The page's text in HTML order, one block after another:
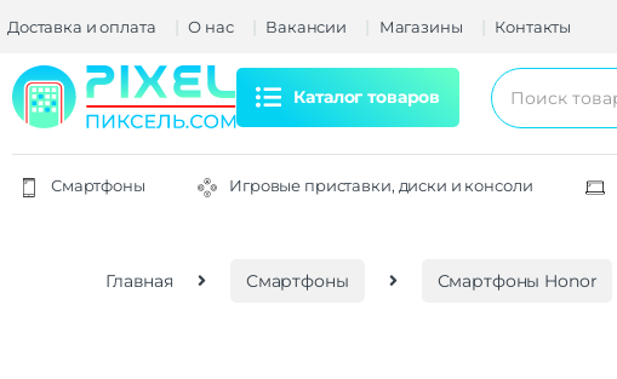
Доставка и оплата О нас Вакансии Магазины Контакты
Каталог товаров
Смартфоны Игровые приставки, диски и консоли
Главная Смартфоны Смартфоны Honor